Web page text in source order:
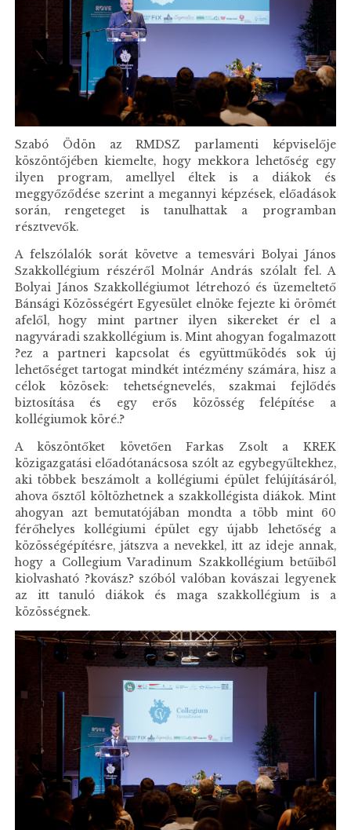
Szabó Ödön az RMDSZ parlamenti képviselője
köszöntőjében kiemelte, hogy mekkora lehetőség egy
ilyen program, amellyel éltek is a diákok és
meggyőződése szerint a megannyi képzések, előadások
során, rengeteget is tanulhattak a programban
résztvevők.
A felszólalók sorát követve a temesvári Bolyai János
Szakkollégium részéről Molnár András szólalt fel. A
Bolyai János Szakkollégiumot létrehozó és üzemeltető
Bánsági Közösségért Egyesület elnöke fejezte ki örömét
afelől, hogy mint partner ilyen sikereket ér el a
nagyváradi szakkollégium is. Mint ahogyan fogalmazott
?ez a partneri kapcsolat és együttműködés sok új
lehetőséget tartogat mindkét intézmény számára, hisz a
célok közösek: tehetségnevelés, szakmai fejlődés
biztosítása és egy erős közösség felépítése a
kollégiumok köré.?
A köszöntőket követően Farkas Zsolt a KREK
közigazgatási előadótanácsosa szólt az egybegyűltekhez,
aki többek beszámolt a kollégiumi épület felújításáról,
ahova ősztől költözhetnek a szakkollégista diákok. Mint
ahogyan azt bemutatójában mondta a több mint 60
férőhelyes kollégiumi épület egy újabb lehetőség a
közösségépítésre, játszva a nevekkel, itt az ideje annak,
hogy a Collegium Varadinum Szakkollégium betűiből
kiolvasható ?kovász? szóból valóban kovászai legyenek
az itt tanuló diákok és maga szakkollégium is a
közösségnek.